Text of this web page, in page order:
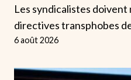
Les syndicalistes
directives transphobes
6 août 2026